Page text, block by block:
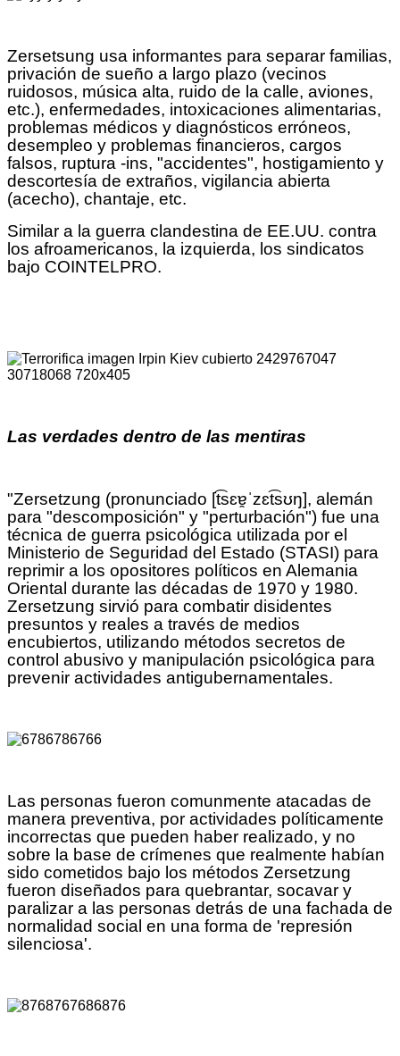
Zersetsung usa informantes para separar familias,
privación de sueño a largo plazo (vecinos
ruidosos, música alta, ruido de la calle, aviones,
etc.), enfermedades, intoxicaciones alimentarias,
problemas médicos y diagnósticos erróneos,
desempleo y problemas financieros, cargos
falsos, ruptura -ins, "accidentes", hostigamiento y
descortesía de extraños, vigilancia abierta
(acecho), chantaje, etc.
Similar a la guerra clandestina de EE.UU. contra
los afroamericanos, la izquierda, los sindicatos
bajo COINTELPRO.
Las verdades dentro de las mentiras
"Zersetzung (pronunciado [t͡sɛɐ̯ˈzɛt͡sʊŋ], alemán
para "descomposición" y "perturbación") fue una
técnica de guerra psicológica utilizada por el
Ministerio de Seguridad del Estado (STASI) para
reprimir a los opositores políticos en Alemania
Oriental durante las décadas de 1970 y 1980.
Zersetzung sirvió para combatir disidentes
presuntos y reales a través de medios
encubiertos, utilizando métodos secretos de
control abusivo y manipulación psicológica para
prevenir actividades antigubernamentales.
Las personas fueron comunmente atacadas de
manera preventiva, por actividades políticamente
incorrectas que pueden haber realizado, y no
sobre la base de crímenes que realmente habían
sido cometidos bajo los métodos Zersetzung
fueron diseñados para quebrantar, socavar y
paralizar a las personas detrás de una fachada de
normalidad social en una forma de 'represión
silenciosa'.